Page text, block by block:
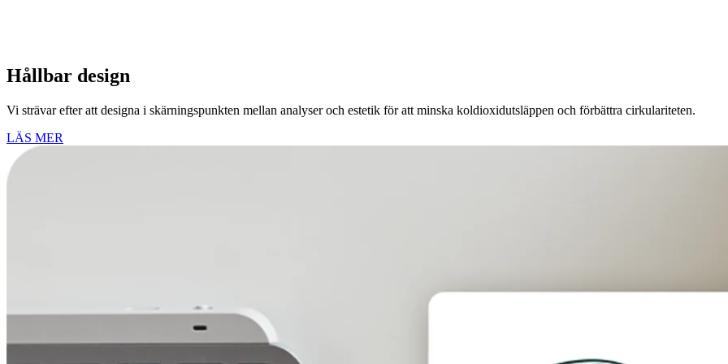
Hållbar design
Vi strävar efter att designa i skärningspunkten mellan analyser och estetik för att minska koldioxidutsläppen och förbättra cirkulariteten.
LÄS MER